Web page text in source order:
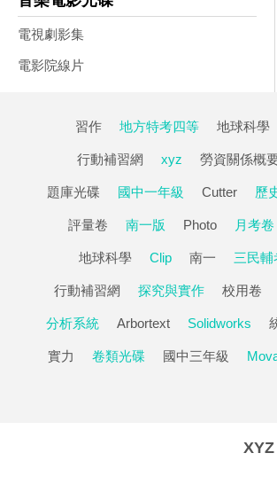
電視劇影集
電影院線片
習作 地方特考四等 地球科學
行動補習網 xyz 勞資關係概
題庫光碟 國中一年級 Cutter 歷
評量卷 南一版 Photo 月考卷
地球科學 Clip 南一 三民輔
行動補習網 探究與實作 校用卷
分析系統 Arbortext Solidworks
實力 卷類光碟 國中三年級
XYZ